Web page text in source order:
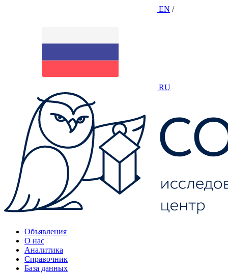
EN /
RU
Объявления
О нас
Аналитика
Справочник
База данных